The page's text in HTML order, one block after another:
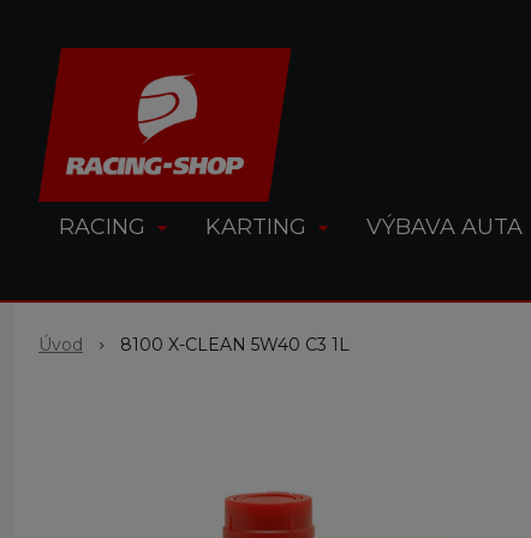
RACING KARTING VÝBAVA AUTA
Úvod 8100 X-CLEAN 5W40 C3 1L